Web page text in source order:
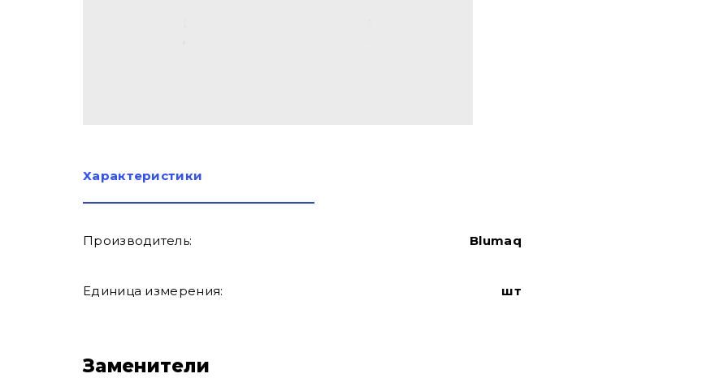
Характеристики
Производитель: Blumaq
Единица измерения: шт
Заменители